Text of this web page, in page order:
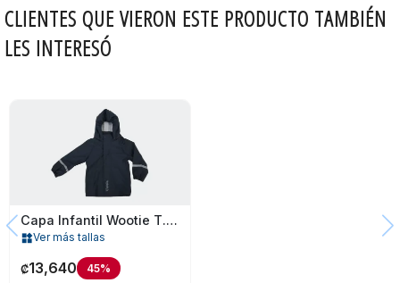
CLIENTES QUE VIERON ESTE PRODUCTO TAMBIÉN
LES INTERESÓ
Capa Infantil Wootie T.2-3
widgetsVer más tallas
₡13,640 45%